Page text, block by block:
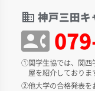
domain 神戸三田キ
contact_phone
①関学生協では、関西
屋を紹介しておりま
②他大学の合格発表を